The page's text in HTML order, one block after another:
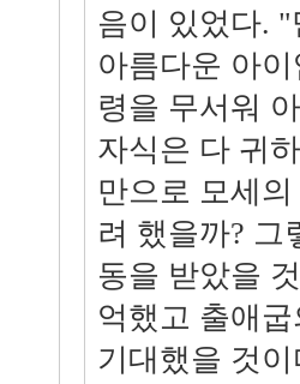
음이 있었다.
아름다운 아
령을 무서워
자식은 다 귀
만으로 모세
려 했을까? 그
동을 받았을
억했고 출애
기대했을 것이